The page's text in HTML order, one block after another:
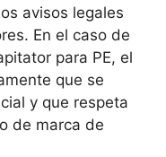
avisos legales
En el caso de
para PE, el
que se
y que respeta
de marca de